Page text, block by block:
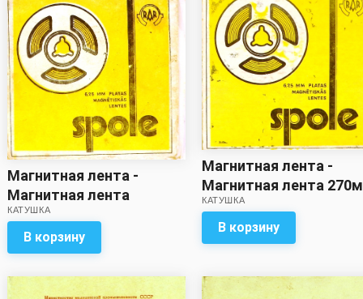
Магнитная лента -
Магнитная лента
(270м?) с записью
КАТУШКА
В корзину
Магнитная лента -
Магнитная лента
записью)
КАТУШКА
В корзину